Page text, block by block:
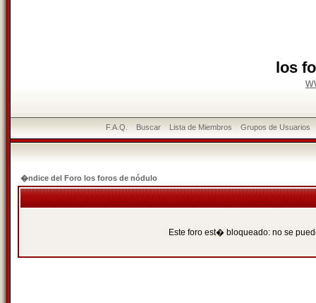
los
F.A.Q. Buscar Lista de Miembros Grupos de Usuarios
�ndice del Foro los foros de nódulo
Este foro est� bloqueado: no se